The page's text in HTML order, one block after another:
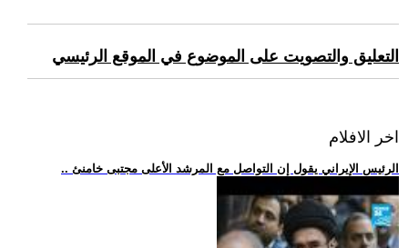
التعليق والتصويت على الموضوع في الموقع الرئيسي
اخر الافلام
.. الرئيس الإيراني يقول إن التواصل مع المرشد الأعلى مجتبى خامنئ